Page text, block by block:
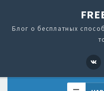
Блог о бесплатных